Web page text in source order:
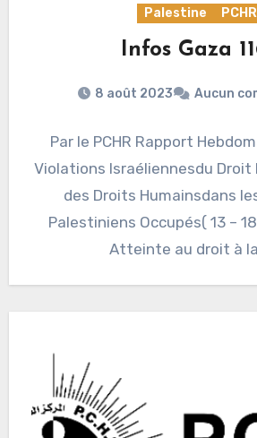
Palestine PCHR
Infos Gaza
8 août 2023 Aucun
Par le PCHR Rapport
Violations Israéliennesdu
des Droits Humainsdans
Palestiniens Occupés( 13 –
Atteinte au droit à